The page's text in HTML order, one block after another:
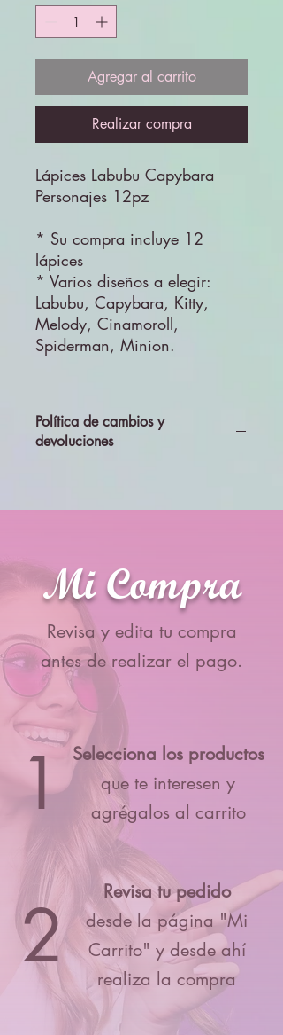
Agregar al carrito
Realizar compra
Lápices Labubu Capybara
Personajes 12pz
* Su compra incluye 12
lápices
* Varios diseños a elegir:
Labubu, Capybara, Kitty,
Melody, Cinamoroll,
Spiderman, Minion.
Política de cambios y
devoluciones
aceptará cambios ni devolciones
Mi Compra
Revisa y edita tu compra
antes de realizar el pago.
1 Selecciona los productos
que te interesen y
agrégalos al carrito
2
Revisa tu pedido
desde la página "Mi
Carrito" y desde ahí
realiza la compra